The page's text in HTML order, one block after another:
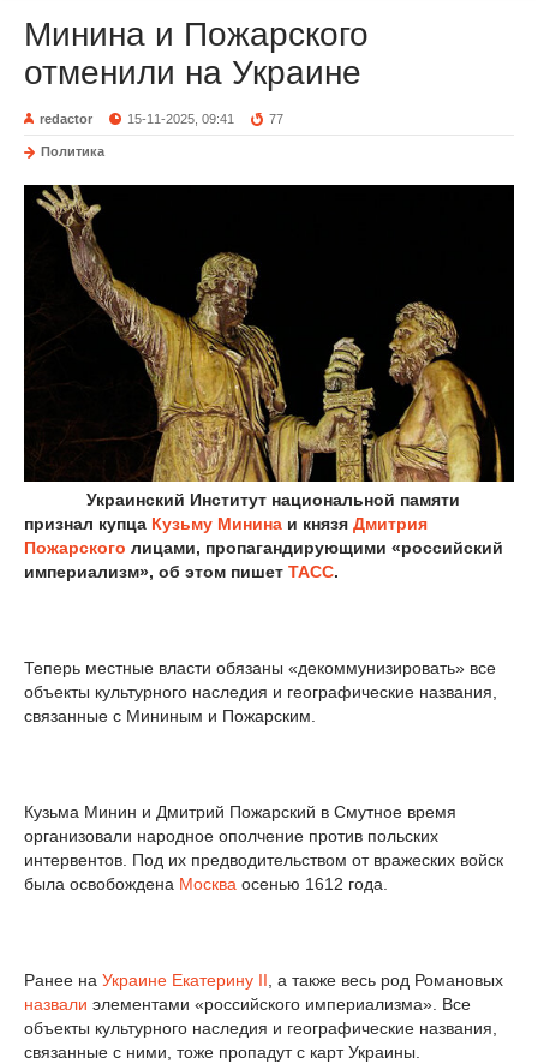
Минина и Пожарского
отменили на Украине
redactor 15-11-2025, 09:41 77
Политика
Украинский Институт национальной памяти
признал купца Кузьму Минина и князя Дмитрия
Пожарского лицами, пропагандирующими «российский
империализм», об этом пишет ТАСС.
Теперь местные власти обязаны «декоммунизировать» все
объекты культурного наследия и географические названия,
связанные с Мининым и Пожарским.
Кузьма Минин и Дмитрий Пожарский в Смутное время
организовали народное ополчение против польских
интервентов. Под их предводительством от вражеских войск
была освобождена Москва осенью 1612 года.
Ранее на Украине Екатерину II , а также весь род Романовых
назвали элементами «российского империализма». Все
объекты культурного наследия и географические названия,
связанные с ними, тоже пропадут с карт Украины.